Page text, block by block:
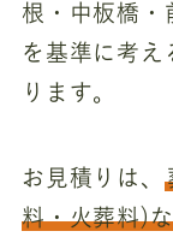
根・中板橋・
を基準に考え
ります。
お見積りは、
料・火葬料)